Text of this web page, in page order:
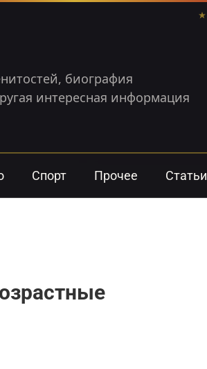
биография
интересная информация
Спорт Прочее Статьи